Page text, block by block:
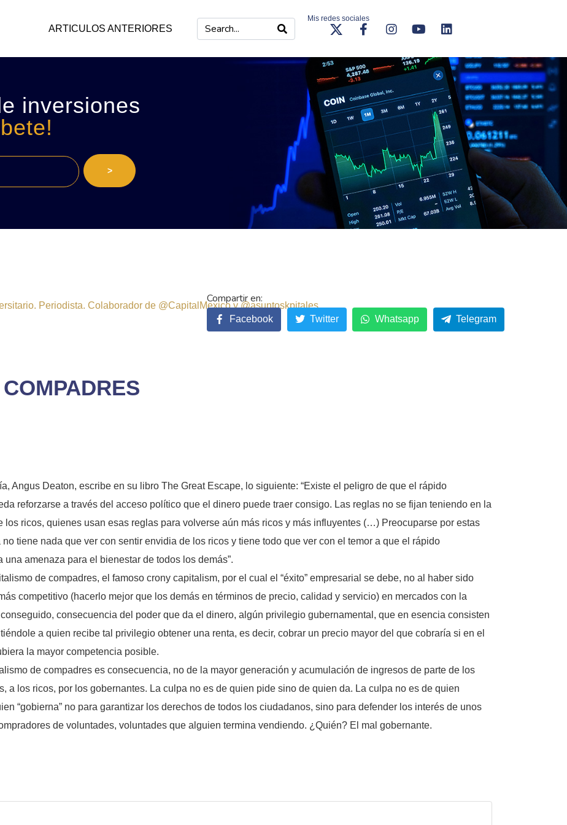
ARTICULOS ANTERIORES
Mis redes sociales
inversiones
>
Periodista. Colaborador de @CapitalMexico y @asuntoskpitales
Angus Deaton, escribe en su libro The Great Escape, lo siguiente: “Existe el peligro de que el rápido
reforzarse a través del acceso político que el dinero puede traer consigo. Las reglas no se fijan teniendo en la
los ricos, quienes usan esas reglas para volverse aún más ricos y más influyentes (…) Preocuparse por estas
tiene nada que ver con sentir envidia de los ricos y tiene todo que ver con el temor a que el rápido
amenaza para el bienestar de todos los demás”.
de compadres, el famoso crony capitalism, por el cual el “éxito” empresarial se debe, no al haber sido
competitivo (hacerlo mejor que los demás en términos de precio, calidad y servicio) en mercados con la
consecuencia del poder que da el dinero, algún privilegio gubernamental, que en esencia consisten
a quien recibe tal privilegio obtener una renta, es decir, cobrar un precio mayor del que cobraría si en el
la mayor competencia posible.
de compadres es consecuencia, no de la mayor generación y acumulación de ingresos de parte de los
a los ricos, por los gobernantes. La culpa no es de quien pide sino de quien da. La culpa no es de quien
“gobierna” no para garantizar los derechos de todos los ciudadanos, sino para defender los interés de unos
de voluntades, voluntades que alguien termina vendiendo. ¿Quién? El mal gobernante.
Facebook Twitter Whatsapp Telegram